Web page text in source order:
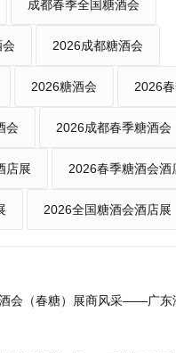
成都春季全国糖酒会
会 2026成都糖酒会
2026糖酒会 2026
会 2026成都春季糖酒会
店展 2026春季糖酒会酒
2026全国糖酒会酒店展
会（春糖）展商风采——广东